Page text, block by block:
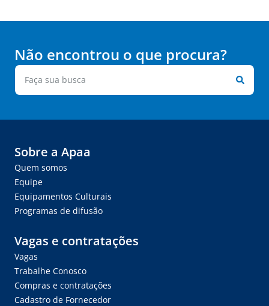
Não encontrou o que procura?
Sobre a Apaa
Quem somos
Equipe
Equipamentos Culturais
Programas de difusão
Vagas e contratações
Vagas
Trabalhe Conosco
Compras e contratações
Cadastro de Fornecedor